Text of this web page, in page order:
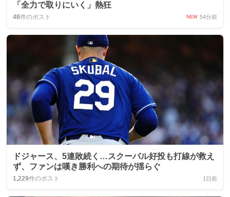
「全力で取りにいく」熱狂
48件のポスト NEW 54分前
ドジャース、5連敗続く…スクーバル好投も打線が救え
ず、ファンは嘆き勝利への期待が揺らぐ
1,229件のポスト 1日前